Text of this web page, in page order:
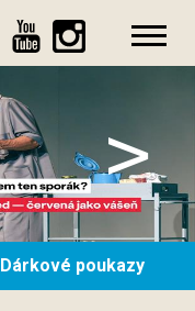
>
Dárkové poukazy